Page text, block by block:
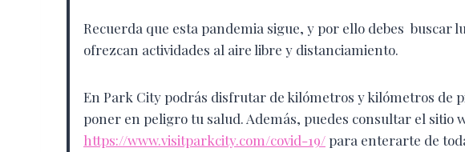
Recuerda que esta pandemia sigue, y por ello debes buscar
ofrezcan actividades al aire libre y distanciamiento.
En Park City podrás disfrutar de kilómetros y kilómetros de
poner en peligro tu salud. Además, puedes consultar el sitio
https://www.visitparkcity.com/covid-19/ para enterarte de